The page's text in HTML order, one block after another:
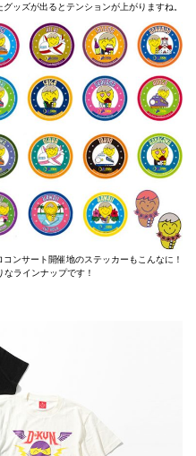
ッズが出るとテンションが上がりますね。
ンサート開催地のステッカーもこんなに！
ラインナップです！